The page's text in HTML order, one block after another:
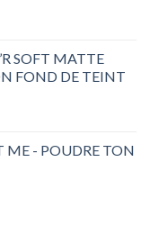
CFA
CFA
SOFT MATTE
FOND DE TEINT
:
ME - POUDRE TON